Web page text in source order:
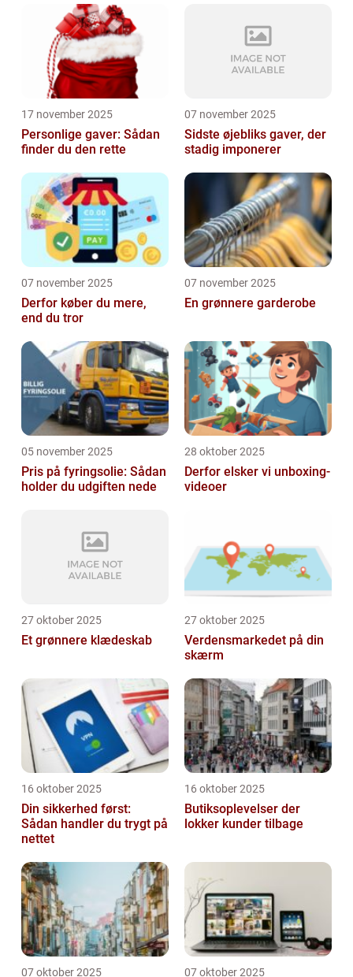
17 november 2025
Personlige gaver: Sådan
finder du den rette
07 november 2025
Sidste øjebliks gaver, der
stadig imponerer
07 november 2025
Derfor køber du mere,
end du tror
07 november 2025
En grønnere garderobe
05 november 2025
Pris på fyringsolie: Sådan
holder du udgiften nede
28 oktober 2025
Derfor elsker vi unboxing-
videoer
27 oktober 2025
Et grønnere klædeskab
27 oktober 2025
Verdensmarkedet på din
skærm
16 oktober 2025
Din sikkerhed først:
Sådan handler du trygt på
nettet
16 oktober 2025
Butiksoplevelser der
lokker kunder tilbage
07 oktober 2025 07 oktober 2025